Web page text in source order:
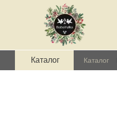
Перейти до основного контенту
Каталог Каталог